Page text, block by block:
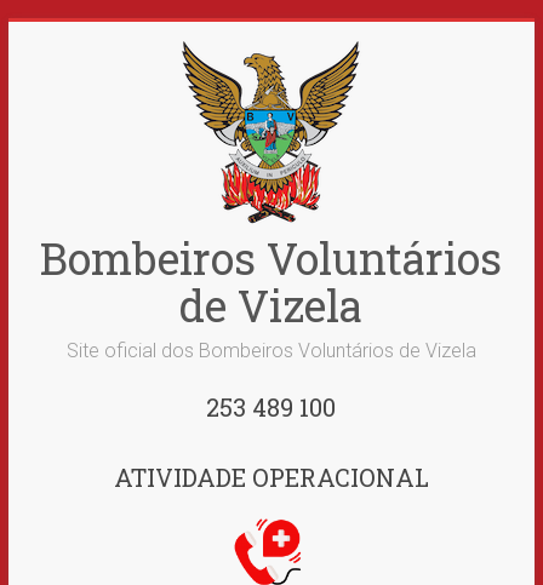
Bombeiros Voluntários
de Vizela
Site oficial dos Bombeiros Voluntários de Vizela
253 489 100
ATIVIDADE OPERACIONAL